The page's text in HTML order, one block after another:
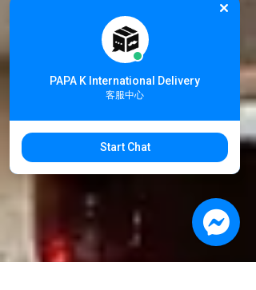
PAPA K International Delivery
客服中心
Start Chat